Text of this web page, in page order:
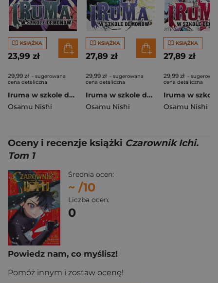
KSIĄŻKA
23,99 zł
29,99 zł - sugerowana
cena detaliczna
Iruma w szkole demonów. Tom 30
Osamu Nishi
KSIĄŻKA
27,89 zł
29,99 zł - sugerowana
cena detaliczna
Iruma w szkole demonów. Tom 29
Osamu Nishi
KSIĄŻKA
27,89 zł
29,99 zł -
cena detaliczna
Osamu Nishi
Oceny i recenzje książki Czarownik Ichi.
Tom 1
Średnia ocen:
~ /10
Liczba ocen:
0
Powiedz nam, co myślisz!
Pomóż innym i zostaw ocenę!